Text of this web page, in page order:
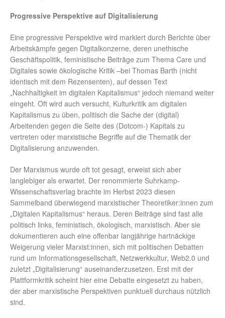
Progressive Perspektive auf Digitalisierung
Eine progressive Perspektive wird markiert durch Berichte über
Arbeitskämpfe gegen Digitalkonzerne, deren unethische
Geschäftspolitik, feministische Beiträge zum Thema Care und
Digitales sowie ökologische Kritik –bei Thomas Barth (nicht
identisch mit dem Rezensenten), auf dessen Text
„Nachhaltigkeit im digitalen Kapitalismus“ jedoch niemand weiter
eingeht. Oft wird auch versucht, Kulturkritik am digitalen
Kapitalismus zu üben, politisch die Sache der (digital)
Arbeitenden gegen die Seite des (Dotcom-) Kapitals zu
vertreten oder marxistische Begriffe auf die Thematik der
Digitalisierung anzuwenden.
Der Marxismus wurde oft tot gesagt, erweist sich aber
langlebiger als erwartet. Der renommierte Suhrkamp-
Wissenschaftsverlag brachte im Herbst 2023 diesen
Sammelband überwiegend marxistischer Theoretiker:innen zum
„Digitalen Kapitalismus“ heraus. Deren Beiträge sind fast alle
politisch links, feministisch, ökologisch, marxistisch. Aber sie
dokumentieren auch eine offenbar langjährige hartnäckige
Weigerung vieler Marxist:innen, sich mit politischen Debatten
rund um Informationsgesellschaft, Netzwerkkultur, Web2.0 und
zuletzt „Digitalisierung“ auseinanderzusetzen. Erst mit der
Plattformkritik scheint hier eine Debatte eingesetzt zu haben,
der aber marxistische Perspektiven punktuell durchaus nützlich
sind.